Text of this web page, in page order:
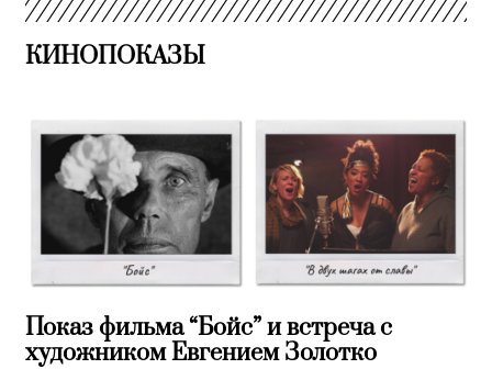
КИНОПОКАЗЫ
Показ фильма “Бойс” и встреча с
художником Евгением Золотко